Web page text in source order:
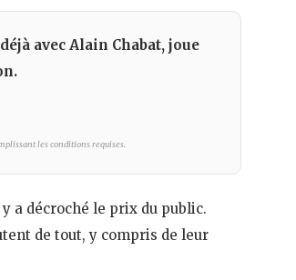
avec Alain Chabat, joue
les conditions requises.
a décroché le prix du public.
de tout, y compris de leur